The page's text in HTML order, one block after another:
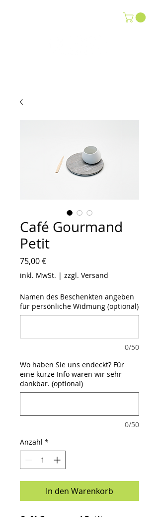
Café Gourmand
Petit
75,00 €Preis
inkl. MwSt. | zzgl. Versand
Namen des Beschenkten angeben
für persönliche Widmung (optional)
0/50
Wo haben Sie uns endeckt? Für
eine kurze Info wären wir sehr
dankbar. (optional)
0/50
Anzahl *
In den Warenkorb